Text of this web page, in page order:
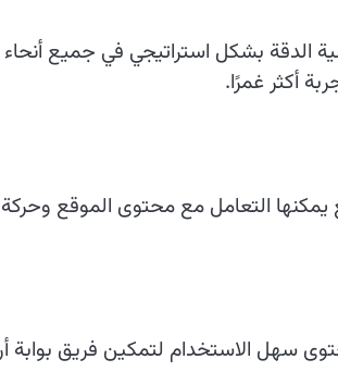
الدقة بشكل استراتيجي في جميع
أكثر غمرًا.
التعامل مع محتوى الموقع
سهل الاستخدام لتمكين فريق